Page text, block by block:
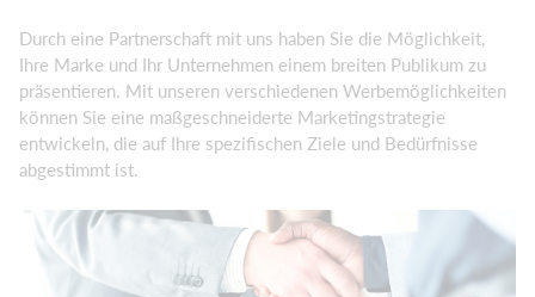
Durch eine Partnerschaft mit uns haben Sie die Möglichkeit,
Ihre Marke und Ihr Unternehmen einem breiten Publikum zu
präsentieren. Mit unseren verschiedenen Werbemöglichkeiten
können Sie eine maßgeschneiderte Marketingstrategie
entwickeln, die auf Ihre spezifischen Ziele und Bedürfnisse
abgestimmt ist.